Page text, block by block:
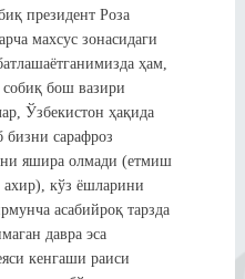
президент Роза
махсус зонасидаги
ҳам,
бош вазири
Ўзбекистон ҳақида
бизни сарафроз
яшира олмади (етмиш
ахир), кўз ёшларини
асабийроқ тарзда
давра эса
кенгаши раиси